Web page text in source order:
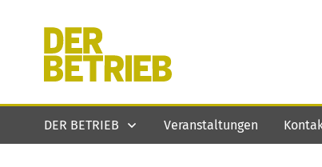
DER BETRIEB Veranstaltungen